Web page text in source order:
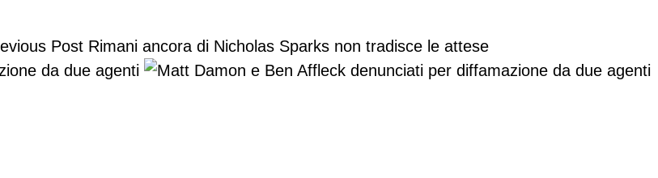
Post Rimani ancora di Nicholas Sparks non tradisce le attese
da due agenti